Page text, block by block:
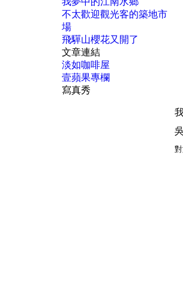
不太歡迎觀光客的築地市
場
飛驒山櫻花又開了
文章連結
淡如咖啡屋
壹蘋果專欄
寫真秀